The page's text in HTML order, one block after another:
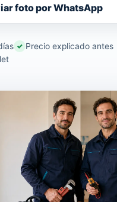
foto por WhatsApp
Precio explicado antes